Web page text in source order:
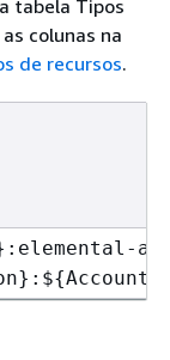
tabela Tipos
colunas na
de recursos.
{